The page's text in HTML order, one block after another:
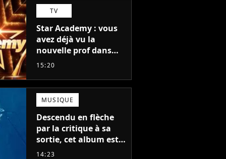
TV
Star Academy : vous
avez déjà vu la
nouvelle prof dans
The Voice et aux
15:20
MUSIQUE
Descendu en flèche
par la critique à sa
sortie, cet album est
en train de devenir le
14:23